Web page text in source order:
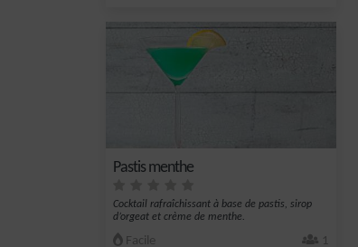
Pastis menthe
Cocktail rafraîchissant à base de pastis, sirop
d’orgeat et crème de menthe.
Facile 1